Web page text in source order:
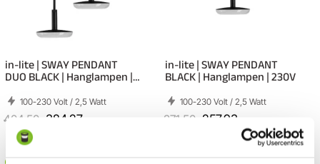
in-lite | SWAY PENDANT
DUO BLACK | Hanglampen |
100-230 Volt / 2,5 Watt
404,50 384,27
in-lite | SWAY PENDANT
BLACK | Hanglampen | 230V
100-230 Volt / 2,5 Watt
271,50 257,93